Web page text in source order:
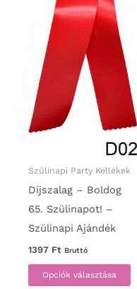
Szülinapi Party Kellékek
Díjszalag – Boldog
65. Szülinapot! –
Szülinapi Ajándék
1397 Ft Bruttó
Opciók választása